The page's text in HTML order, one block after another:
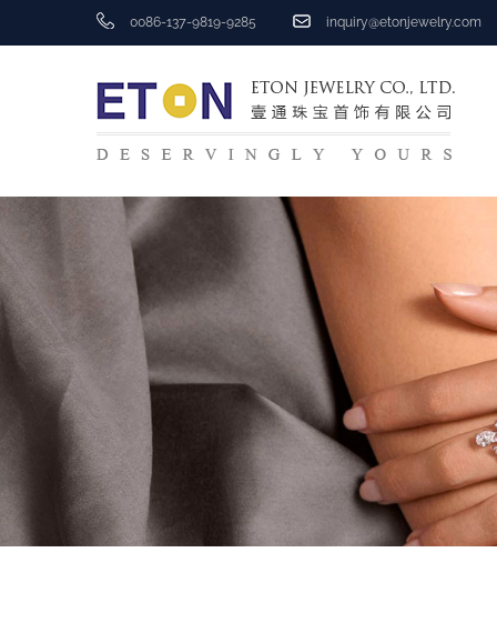
0086-137-9819-9285 inquiry@etonjewelry.com